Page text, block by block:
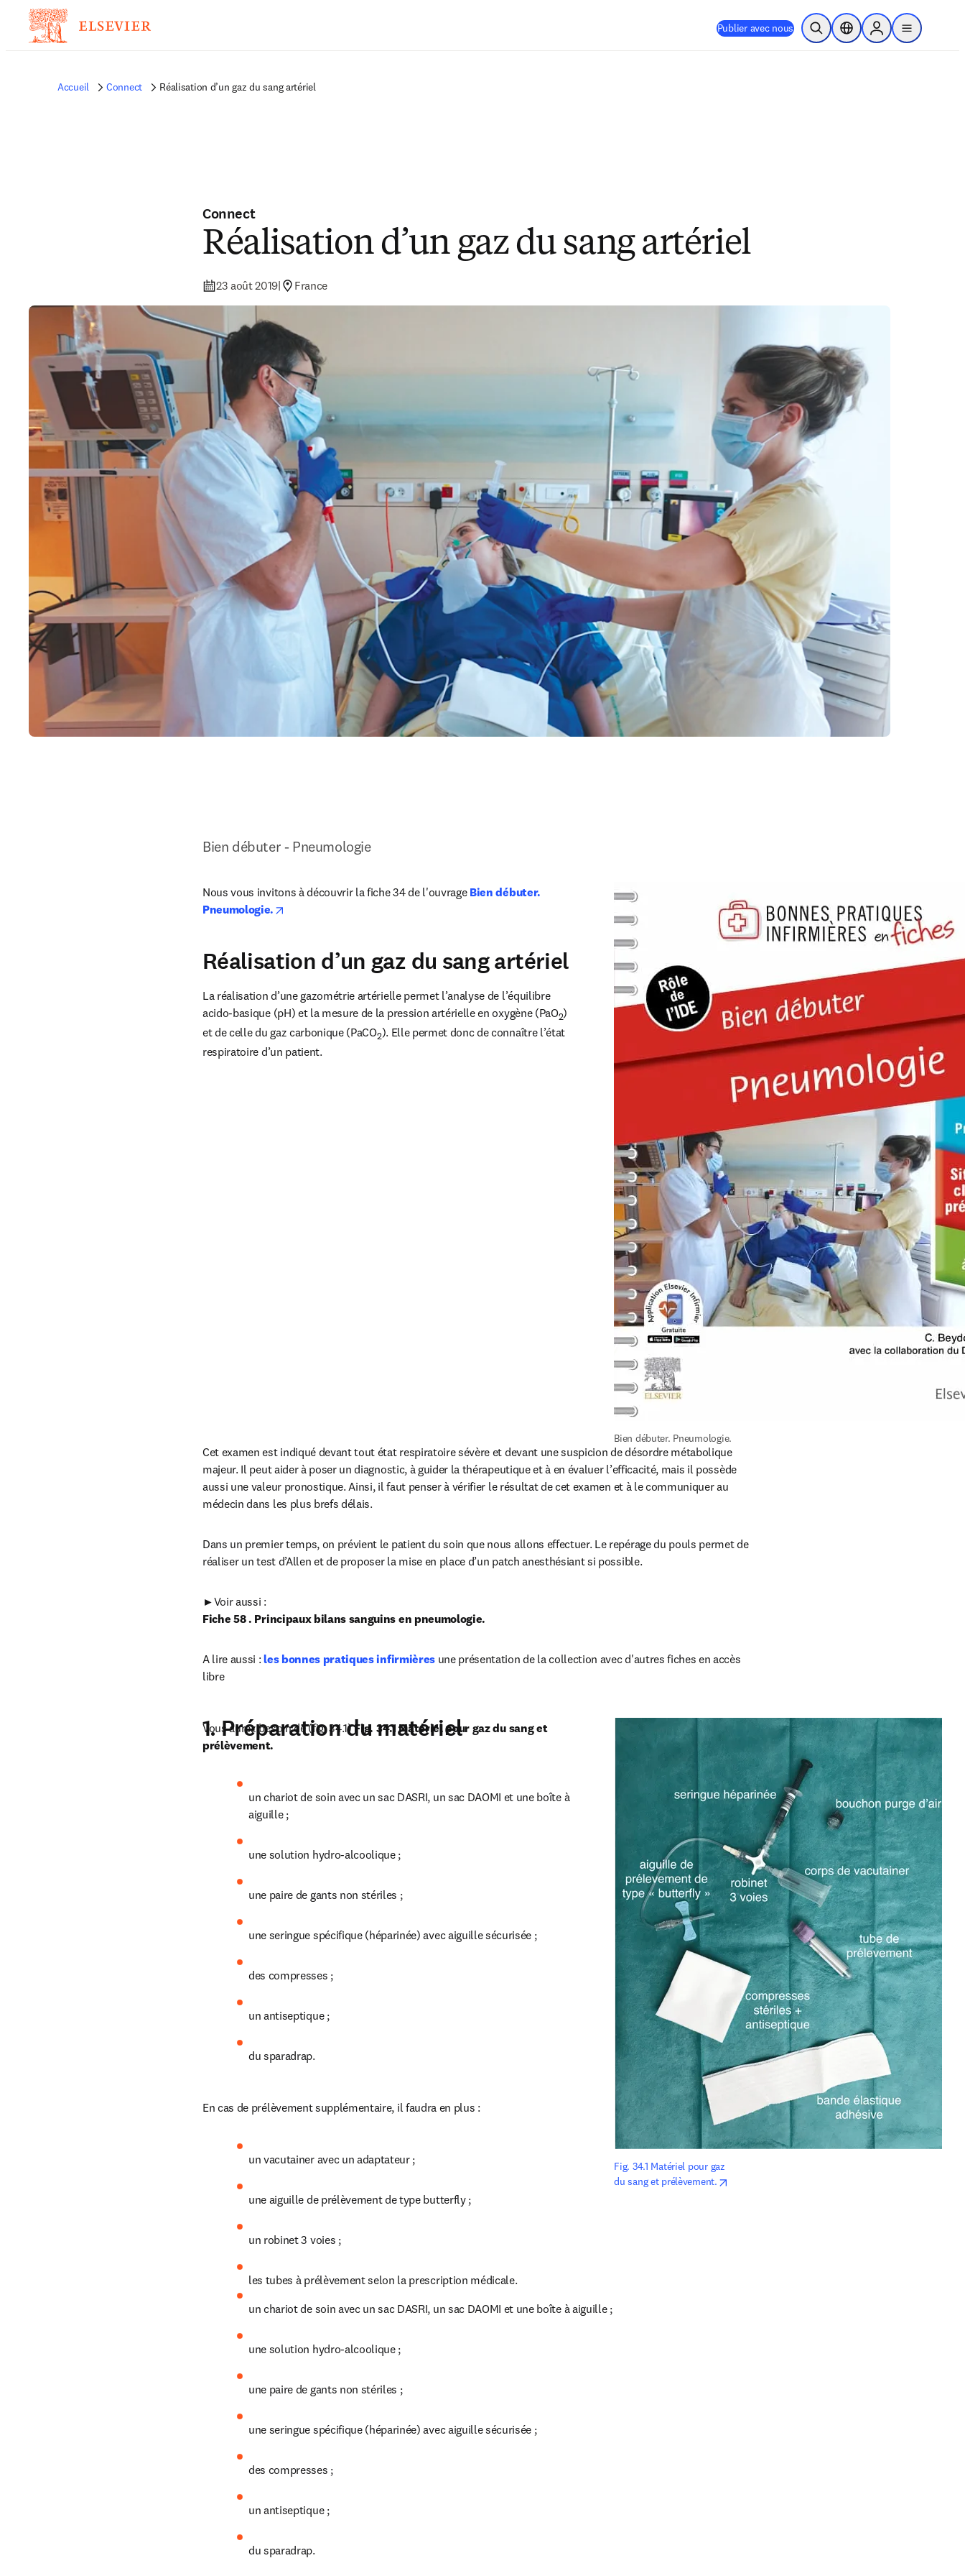
Publier avec nous Ouvrir la recherche
Sélecteur de localisation
Sign in to products
menu
Accueil Connect Réalisation d’un gaz du sang artériel
Connect
Réalisation d’un gaz du sang artériel
23 août 2019| France
Bien débuter - Pneumologie
Nous vous invitons à découvrir la fiche 34 de l'ouvrage Bien débuter.
Pneumologie.
Réalisation d’un gaz du sang artériel
La réalisation d’une gazométrie artérielle permet l’analyse de l’équilibre
acido-basique (pH) et la mesure de la pression artérielle en oxygène (PaO2)
et de celle du gaz carbonique (PaCO2). Elle permet donc de connaître l’état
respiratoire d’un patient.
Bien débuter. Pneumologie.
Cet examen est indiqué devant tout état respiratoire sévère et devant une suspicion de désordre métabolique
majeur. Il peut aider à poser un diagnostic, à guider la thérapeutique et à en évaluer l’efficacité, mais il possède
aussi une valeur pronostique. Ainsi, il faut penser à vérifier le résultat de cet examen et à le communiquer au
médecin dans les plus brefs délais.
Dans un premier temps, on prévient le patient du soin que nous allons effectuer. Le repérage du pouls permet de
réaliser un test d’Allen et de proposer la mise en place d’un patch anesthésiant si possible.
Fiche 58 . Principaux bilans sanguins en pneumologie.
A lire aussi : les bonnes pratiques infirmières une présentation de la collection avec d'autres fiches en accès
libre
1. Préparation du matériel
Vous aurez besoin de (fig. 34.1) Fig. 34.1 Matériel pour gaz du sang et
prélèvement.
un chariot de soin avec un sac DASRI, un sac DAOMI et une boîte à
aiguille ;
une solution hydro-alcoolique ;
une paire de gants non stériles ;
une seringue spécifique (héparinée) avec aiguille sécurisée ;
des compresses ;
un antiseptique ;
du sparadrap.
En cas de prélèvement supplémentaire, il faudra en plus :
un vacutainer avec un adaptateur ;
une aiguille de prélèvement de type butterfly ;
un robinet 3 voies ;
les tubes à prélèvement selon la prescription médicale.
Fig. 34.1 Matériel pour gaz
du sang et prélèvement.
un chariot de soin avec un sac DASRI, un sac DAOMI et une boîte à aiguille ;
une solution hydro-alcoolique ;
une paire de gants non stériles ;
une seringue spécifique (héparinée) avec aiguille sécurisée ;
des compresses ;
un antiseptique ;
du sparadrap.